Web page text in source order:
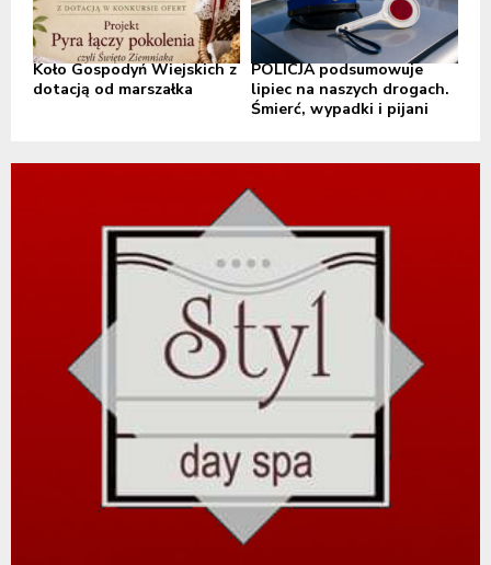
Koło Gospodyń Wiejskich z
dotacją od marszałka
POLICJA podsumowuje
lipiec na naszych drogach.
Śmierć, wypadki i pijani